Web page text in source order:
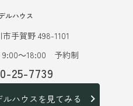
ルハウス
手賀野 498-1101
9:00～18:00 予約制
25-7739
ルハウスを見てみる